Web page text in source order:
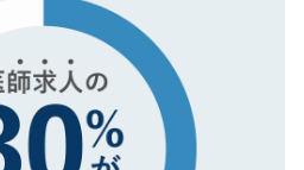
関してもご安心ください。